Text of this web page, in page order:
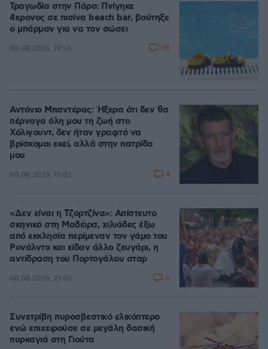
Τραγωδία στην Πάρο: Πνίγηκε
4χρονος σε πισίνα beach bar, βούτηξε
ο μπάρμαν για να τον σώσει
08.08.2026, 19:36 98
Αντόνιο Μπαντέρας: Ήξερα ότι δεν θα
πέρναγα όλη μου τη ζωή στο
Χόλιγουντ, δεν ήταν γραφτό να
βρίσκομαι εκεί, αλλά στην πατρίδα
μου
08.08.2026, 15:02 4
«Δεν είναι η Τζορτζίνα»: Απίστευτο
σκηνικό στη Μαδέιρα, χιλιάδες έξω
από εκκλησία περίμεναν τον γάμο του
Ρονάλντο και είδαν άλλο ζευγάρι, η
αντίδραση του Πορτογάλου σταρ
08.08.2026, 21:05 8
Συνετρίβη πυροσβεστικό ελικόπτερο
ενώ επιχειρούσε σε μεγάλη δασική
πυρκαγιά στη Γιούτα